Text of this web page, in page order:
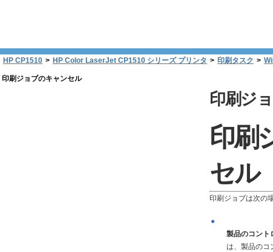
HP CP1510 > HP Color LaserJet CP1510 シリーズ プリンタ > 印刷タスク >
印刷ジョブのキャンセル
印刷ジ
印刷
セル
印刷ジョブは次の
●
製品のコント
は、製品のコ